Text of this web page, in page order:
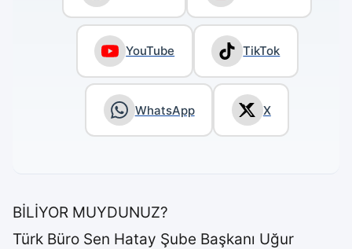
YouTube TikTok
WhatsApp X
BİLİYOR MUYDUNUZ?
Türk Büro Sen Hatay Şube Başkanı Uğur